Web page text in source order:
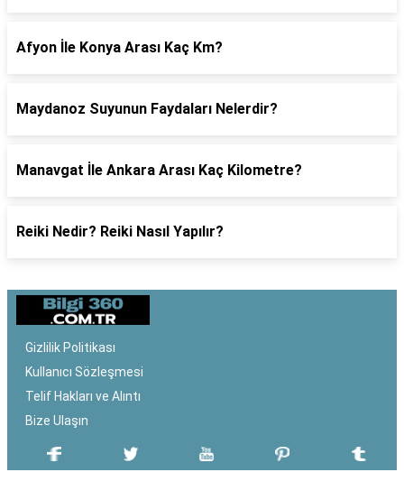
Afyon İle Konya Arası Kaç Km?
Maydanoz Suyunun Faydaları Nelerdir?
Manavgat İle Ankara Arası Kaç Kilometre?
Reiki Nedir? Reiki Nasıl Yapılır?
Gizlilik Politikası
Kullanıcı Sözleşmesi
Telif Hakları ve Alıntı
Bize Ulaşın